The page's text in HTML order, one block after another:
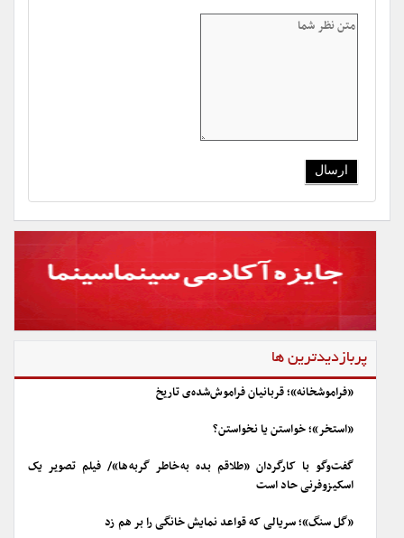
پربازدیدترین ها
«فراموشخانه»؛ قربانیان فراموش‌شده‌ی تاریخ
«استخر»؛ خواستن یا نخواستن؟
گفت‌وگو با کارگردان «طلاقم بده به خاطر گربه ها»/ فیلم تصویر یک
اسکیزوفرنی حاد است
«گل سنگ»؛ سریالی که قواعد نمایش خانگی را بر هم زد